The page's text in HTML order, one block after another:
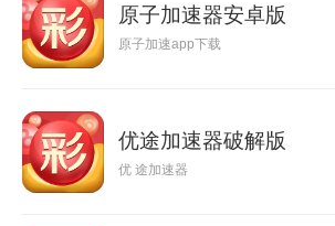
原子加速器安卓版
原子加速app下载
优途加速器破解版
优 途加速器